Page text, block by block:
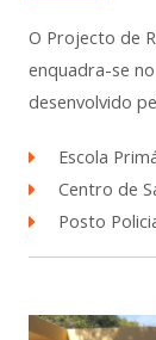
O Projecto de
enquadra-se
desenvolvido
Escola
Centro de
Posto